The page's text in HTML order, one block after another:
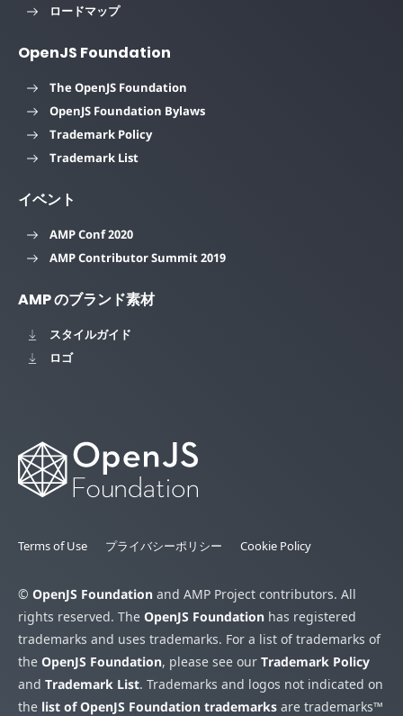
ロードマップ
OpenJS Foundation
The OpenJS Foundation
OpenJS Foundation Bylaws
Trademark Policy
Trademark List
イベント
AMP Conf 2020
AMP Contributor Summit 2019
AMP のブランド素材
スタイルガイド
ロゴ
Terms of Use プライバシーポリシー Cookie Policy
© OpenJS Foundation and AMP Project contributors. All
rights reserved. The OpenJS Foundation has registered
trademarks and uses trademarks. For a list of trademarks of
the OpenJS Foundation, please see our Trademark Policy
and Trademark List. Trademarks and logos not indicated on
the list of OpenJS Foundation trademarks are trademarks™